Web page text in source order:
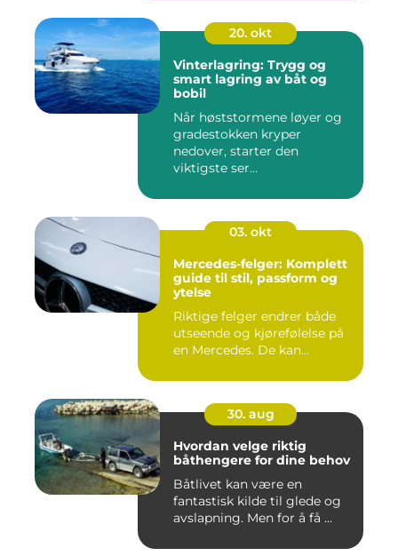
20. okt
Vinterlagring: Trygg og
smart lagring av båt og
bobil
Når høststormene løyer og
gradestokken kryper
nedover, starter den
viktigste ser...
03. okt
Mercedes-felger: Komplett
guide til stil, passform og
ytelse
Riktige felger endrer både
utseende og kjørefølelse på
en Mercedes. De kan...
30. aug
Hvordan velge riktig
båthengere for dine behov
Båtlivet kan være en
fantastisk kilde til glede og
avslapning. Men for å få ...